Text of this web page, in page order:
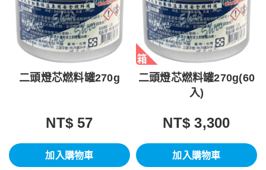
二頭燈芯燃料罐270g
NT$ 57
加入購物車
二頭燈芯燃料罐270g(60
入)
NT$ 3,300
加入購物車